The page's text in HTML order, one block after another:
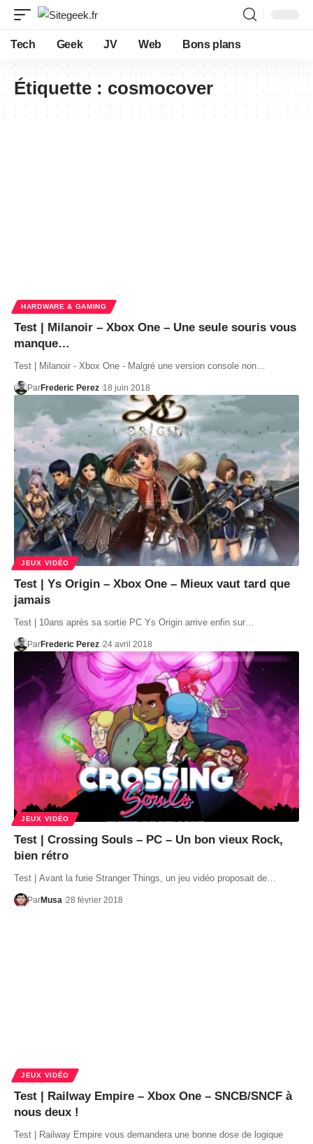
Tech Geek JV Web Bons plans
Étiquette : cosmocover
HARDWARE & GAMING
Test | Milanoir – Xbox One – Une seule souris vous
manque…
Test | Milanoir - Xbox One - Malgré une version console non…
ParFrederic Perez 18 juin 2018
JEUX VIDÉO
Test | Ys Origin – Xbox One – Mieux vaut tard que
jamais
Test | 10ans après sa sortie PC Ys Origin arrive enfin sur…
ParFrederic Perez 24 avril 2018
JEUX VIDÉO
Test | Crossing Souls – PC – Un bon vieux Rock,
bien rétro
Test | Avant la furie Stranger Things, un jeu vidéo proposait de…
ParMusa 28 février 2018
JEUX VIDÉO
Test | Railway Empire – Xbox One – SNCB/SNCF à
nous deux !
Test | Railway Empire vous demandera une bonne dose de logique